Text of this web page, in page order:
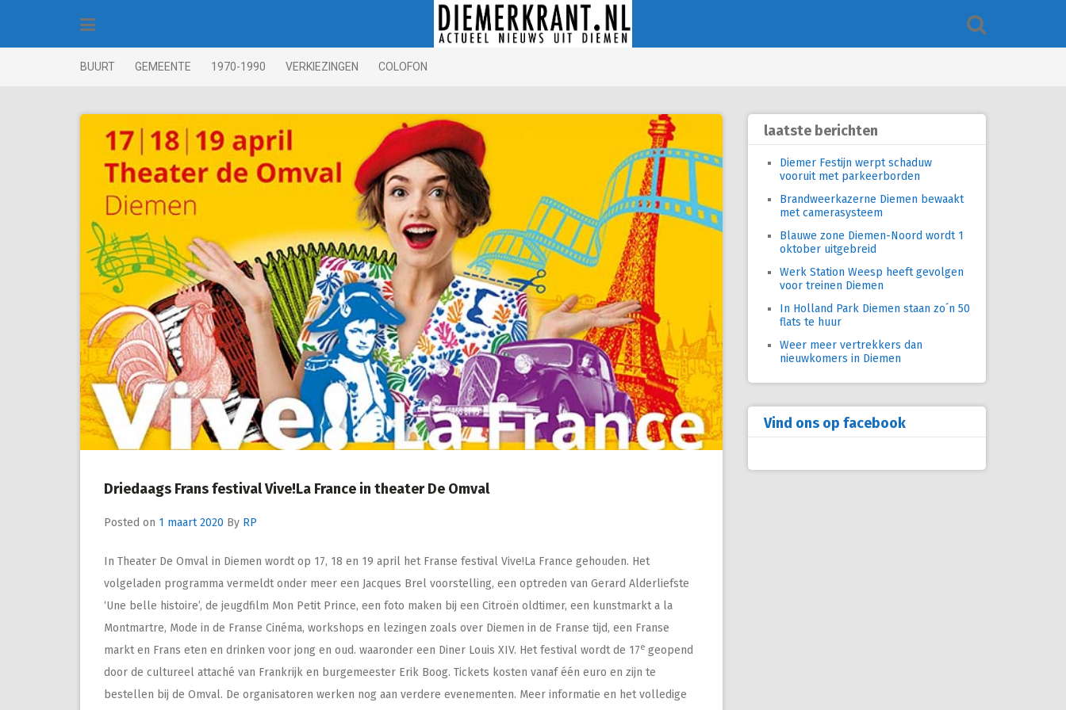
BUURT GEMEENTE 1970-1990 VERKIEZINGEN COLOFON
Driedaags Frans festival Vive!La France in theater De Omval
Posted on 1 maart 2020 By RP
In Theater De Omval in Diemen wordt op 17, 18 en 19 april het Franse festival Vive!La France gehouden. Het
volgeladen programma vermeldt onder meer een Jacques Brel voorstelling, een optreden van Gerard Alderliefste
‘Une belle histoire’, de jeugdfilm Mon Petit Prince, een foto maken bij een Citroën oldtimer, een kunstmarkt a la
Montmartre, Mode in de Franse Cinéma, workshops en lezingen zoals over Diemen in de Franse tijd, een Franse
markt en Frans eten en drinken voor jong en oud. waaronder een Diner Louis XIV. Het festival wordt de 17e geopend
door de cultureel attaché van Frankrijk en burgemeester Erik Boog. Tickets kosten vanaf één euro en zijn te
bestellen bij de Omval. De organisatoren werken nog aan verdere evenementen. Meer informatie en het volledige
laatste berichten
Diemer Festijn werpt schaduw
vooruit met parkeerborden
Brandweerkazerne Diemen bewaakt
met camerasysteem
Blauwe zone Diemen-Noord wordt 1
oktober uitgebreid
Werk Station Weesp heeft gevolgen
voor treinen Diemen
In Holland Park Diemen staan zo´n 50
flats te huur
Weer meer vertrekkers dan
nieuwkomers in Diemen
Vind ons op facebook